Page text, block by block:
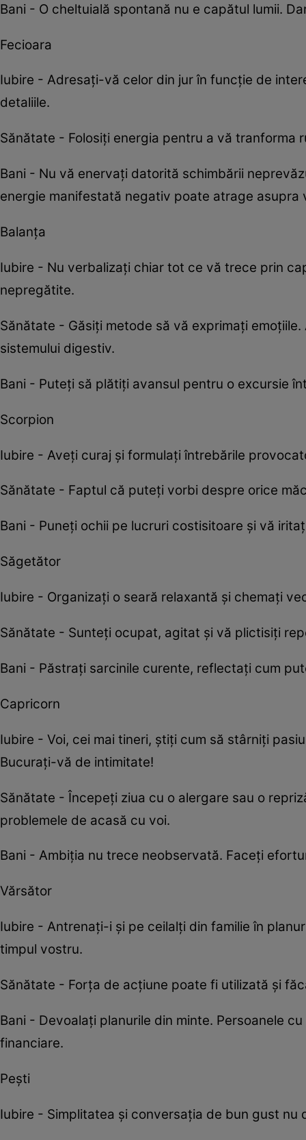
Bani - O cheltuială spontană nu e capătul lumii.
Fecioara
Iubire - Adresaţi-vă celor din jur în funcţie de
detaliile.
Sănătate - Folosiţi energia pentru a vă tranforma
Bani - Nu vă enervaţi datorită schimbării
energie manifestată negativ poate atrage
Balanța
Iubire - Nu verbalizați chiar tot ce vă trece prin
nepregătite.
Sănătate - Găsiți metode să vă exprimați
sistemului digestiv.
Bani - Puteți să plătiți avansul pentru o excursie
Scorpion
Iubire - Aveți curaj și formulați întrebările
Sănătate - Faptul că puteți vorbi despre orice
Bani - Puneți ochii pe lucruri costisitoare și vă
Săgetător
Iubire - Organizați o seară relaxantă și chemați
Sănătate - Sunteți ocupat, agitat și vă plictisiți
Bani - Păstrați sarcinile curente, reflectați cum
Capricorn
Iubire - Voi, cei mai tineri, știţi cum să stârniţi
Bucuraţi-vă de intimitate!
Sănătate - Începeţi ziua cu o alergare sau o
problemele de acasă cu voi.
Bani - Ambiţia nu trece neobservată. Faceţi
Vărsător
Iubire - Antrenați-i și pe ceilalți din familie în
timpul vostru.
Sănătate - Forța de acțiune poate fi utilizată și
Bani - Devoalați planurile din minte. Persoanele
financiare.
Pești
Iubire - Simplitatea şi conversaţia de bun gust